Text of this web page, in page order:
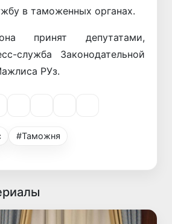
в таможенных органах.
принят депутатами,
служба Законодательной
РУз.
#Таможня